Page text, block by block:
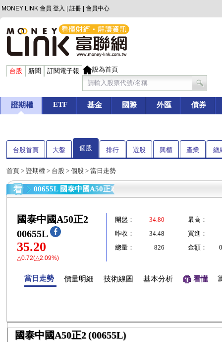
MONEY LINK 會員 登入 註冊 會員中心
台股 新聞 訂閱電子報 設為首頁
證期權 ETF 基金 國際 外匯 債券
台股首頁 大盤 個股 排行 選股 興櫃 產業 總
首頁 > 證期權 > 台股 > 個股 > 當日走勢
00655L 國泰中國A50正2
國泰中國A50正2
00655L
35.20
△0.72(△2.09%)
開盤： 34.80
最高：
昨收：
34.48
買進：
總量：
826 金額：
當日走勢 價量明細 技術線圖 基本分析 看懂